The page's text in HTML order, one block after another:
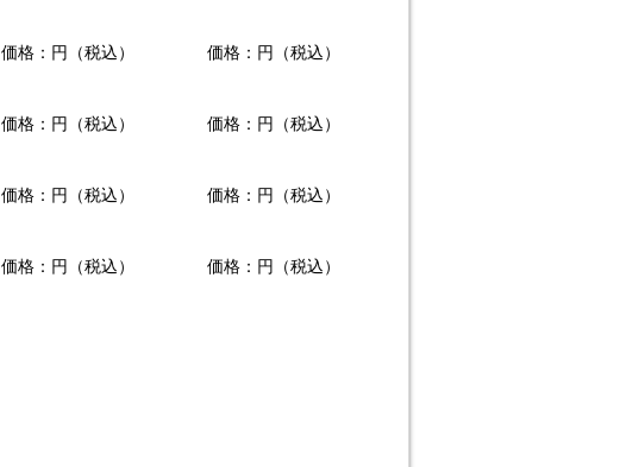
価格：円（税込） 価格：円（税込）
価格：円（税込） 価格：円（税込）
価格：円（税込） 価格：円（税込）
価格：円（税込） 価格：円（税込）